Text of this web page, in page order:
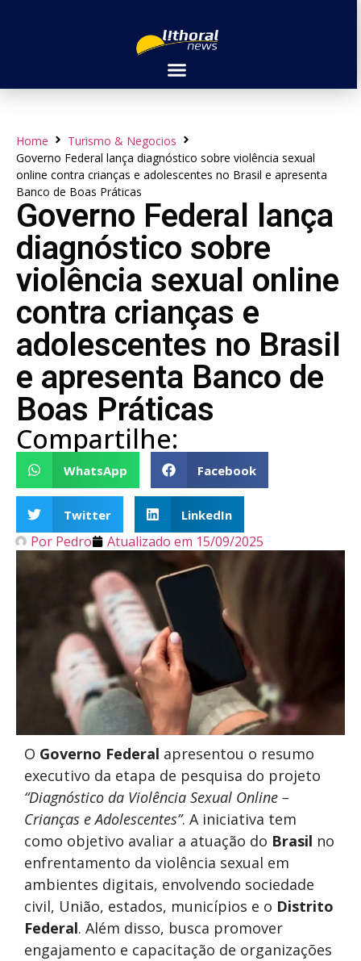
Home
Turismo & Negocios
Governo Federal lança diagnóstico sobre violência sexual
online contra crianças e adolescentes no Brasil e apresenta
Banco de Boas Práticas
Governo Federal lança
diagnóstico sobre
violência sexual online
contra crianças e
adolescentes no Brasil
e apresenta Banco de
Boas Práticas
Compartilhe:
WhatsApp Facebook
Twitter LinkedIn
Por Pedro Atualizado em 15/09/2025
O Governo Federal apresentou o resumo
executivo da etapa de pesquisa do projeto
“Diagnóstico da Violência Sexual Online –
Crianças e Adolescentes”. A iniciativa tem
como objetivo avaliar a atuação do Brasil no
enfrentamento da violência sexual em
ambientes digitais, envolvendo sociedade
civil, União, estados, municípios e o Distrito
Federal. Além disso, busca promover
engajamento e capacitação de organizações